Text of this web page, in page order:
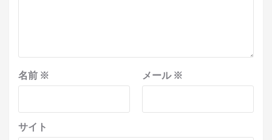
名前 ※ メール ※
サイト